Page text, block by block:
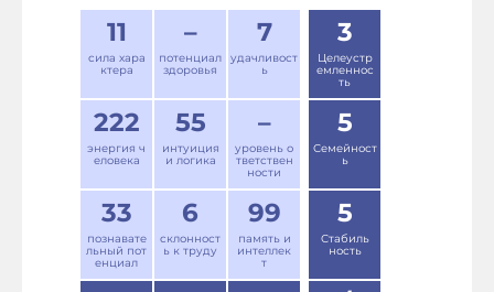
11
сила хара
ктера
–
потенциал
здоровья
7
удачливост
ь
222
энергия ч
еловека
55
интуиция
и логика
–
уровень о
тветствен
ности
33
познавате
льный пот
енциал
6
склонност
ь к труду
99
память и
интеллек
т
3
Целеустр
емленнос
ть
5
Семейност
ь
5
Стабиль
ность